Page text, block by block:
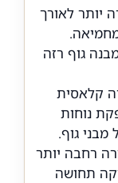
יותר לאורך
גוף רזה
קלאסית
נוחות
גוף.
רחבה יותר
תחושה